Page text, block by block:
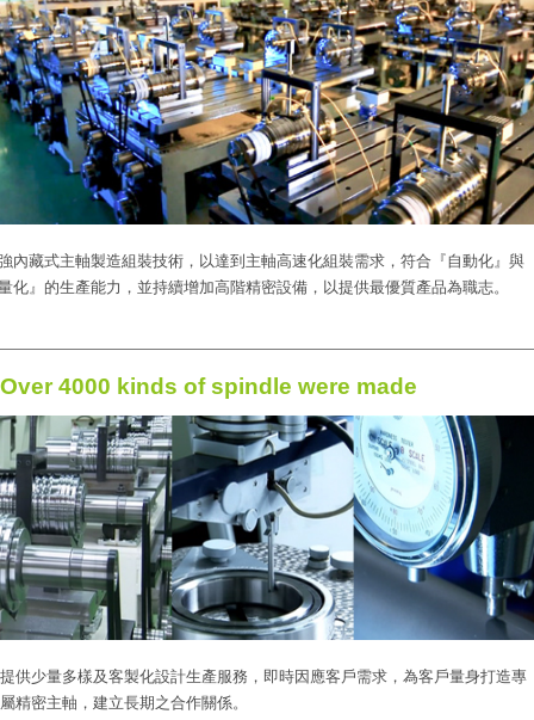
內藏式主軸製造組裝技術，以達到主軸高速化組裝需求，符合『自動化』與
化』的生產能力，並持續增加高階精密設備，以提供最優質產品為職志。
Over 4000 kinds of spindle were made
提供少量多樣及客製化設計生產服務，即時因應客戶需求，為客戶量身打造專
屬精密主軸，建立長期之合作關係。